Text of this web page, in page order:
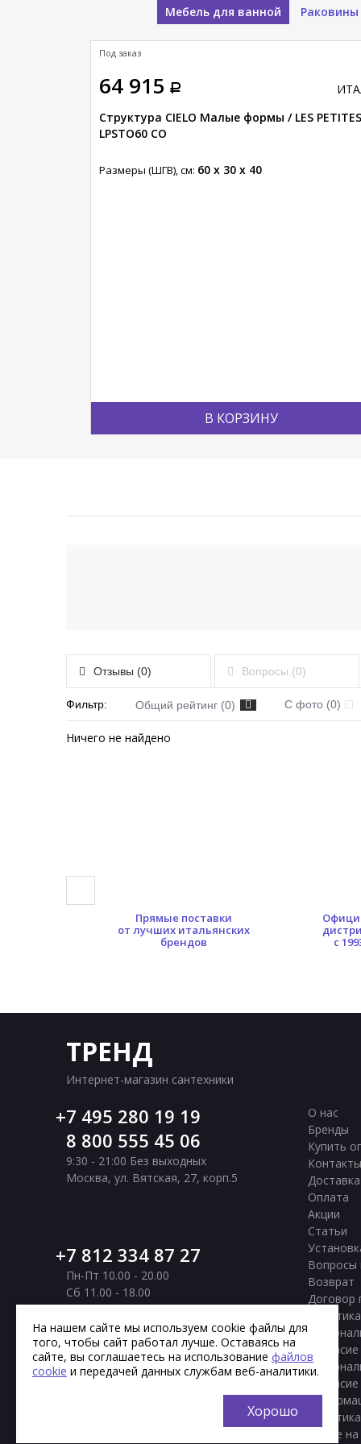
Мебель для ванной Раковины
64 915
В КОРЗИНУ
Структура CIELO Малые формы / LES PETITES
LPSTO60 CO
Размеры (ШГВ), см: 60 x 30 x 40
Под заказ
Отзывы (0) Вопросы (0)
Фильтр: Общий рейтинг (0) С фото (0)
Ничего не найдено
Прямые поставки
от лучших итальянских
брендов
с
ТРЕНД
Интернет-магазин сантехники
7 495 280 19 19
8 800 555 45 06
9:30 - 21:00 Без выходных
Москва, ул. Вятская, 27, корп.5
7 812 334 87 27
Пн-Пт 10.00 - 20.00
Сб 11.00 - 18.00
Вс Выходной
Санкт-Петербург,Московское шоссе, 177
корп. 2
О нас
Бренды
Купить
Контакты
Доставка
Оплата
Акции
Статьи
Вопросы
Возврат
Договор
cookie
На нашем сайте мы используем cookie файлы для
того, чтобы сайт работал лучше. Оставаясь на
сайте, вы соглашаетесь на использование файлов
cookie и передачей данных службам веб-аналитики.
Хорошо